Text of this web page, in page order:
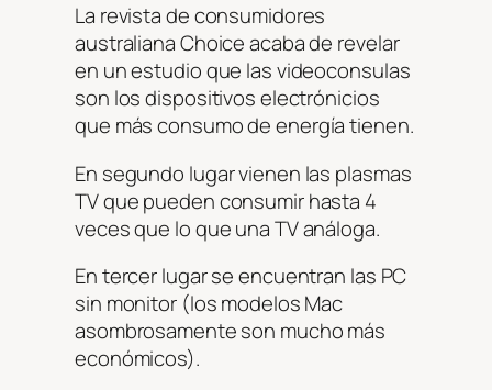
La revista de consumidores
australiana Choice acaba de revelar
en un estudio que las videoconsulas
son los dispositivos electrónicios
que más consumo de energía tienen.
En segundo lugar vienen las plasmas
TV que pueden consumir hasta 4
veces que lo que una TV análoga.
En tercer lugar se encuentran las PC
sin monitor (los modelos Mac
asombrosamente son mucho más
económicos).